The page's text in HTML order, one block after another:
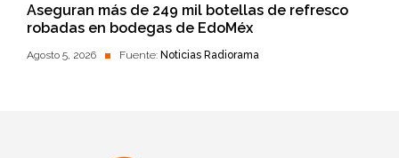
Aseguran más de 249 mil botellas de refresco
robadas en bodegas de EdoMéx
Agosto 5, 2026 Fuente: Noticias Radiorama